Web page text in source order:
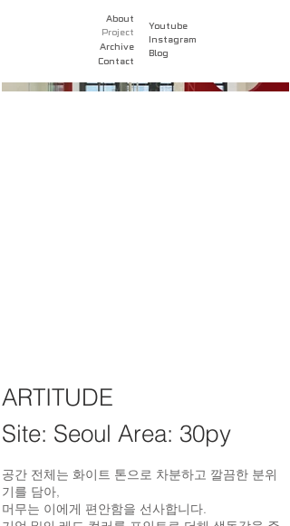
About
Project
Archive
Contact
Youtube
Instagram
Blog
ARTITUDE
Site: Seoul Area: 30py
공간 전체는 화이트 톤으로 차분하고 깔끔한 분위
기를 담아,
머무는 이에게 편안함을 선사합니다.